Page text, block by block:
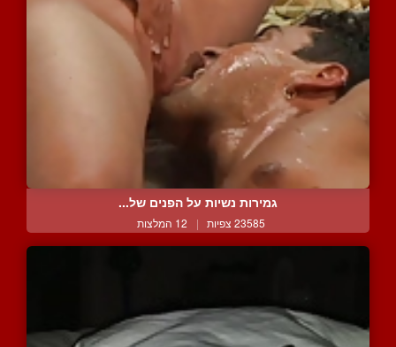
גמירות נשיות על הפנים של...
23585 צפיות | 12 המלצות